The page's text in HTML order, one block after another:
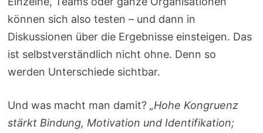
können sich also testen – und dann in
Diskussionen über die Ergebnisse einsteigen. Das
ist selbstverständlich nicht ohne. Denn so
werden Unterschiede sichtbar.
Und was macht man damit?„Hohe Kongruenz
stärkt Bindung, Motivation und Identifikation;